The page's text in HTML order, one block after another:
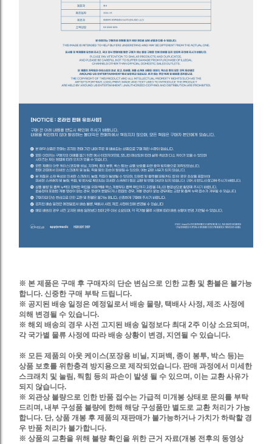
※ 본 제품은 구매 후 구매자의 단순 변심으로 인한 교환 및 환불은 불가능
합니다. 신중한 구매 부탁 드립니다.
※ 공지된 배송 일정은 예정일로서 배송 물량, 택배사 사정, 제조 사정에
의해 변경될 수 있습니다.
※ 해외 배송의 경우 사전 고지된 배송 일정보다 최대 2주 이상 소요되며,
각 국가별 물류 사정에 따라 배송 상황이 변경, 지연될 수 있습니다.
※ 모든 제품의 아웃 케이스(포장용 비닐, 지퍼백, 종이 봉투, 박스 등)는
상품 보호를 위한충격 방지용으로 제작되었습니다.판매 과정에서 미세한
스크래치 및 눌림, 찍힘 등의 파손이 발생 될 수 있으며, 이는 교환 사유가
되지 않습니다.
※ 외관상 불량으로 인한 반품 접수는 가급적 미개봉 상태로 문의를 부탁
드리며, 내부 구성품 불량에 한해 해당 구성품만 별도로 교환 처리가 가능
합니다. 단, 상품 개봉 후 제품의 재판매가 불가능하거나 가치가 하락할 경
우 반품 처리가 불가합니다.
※ 상품의 교환을 위해 불량 확인을 위한 근거 자료(개봉 전후의 동영상